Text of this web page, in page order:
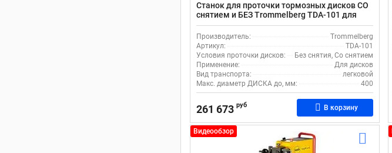
Станок для проточки тормозных дисков СО
снятием и БЕЗ Trommelberg TDA-101 для
легковых авто
Производитель:
Trommelberg
Артикул:
TDA-101
Условия проточки дисков:
Без снятия, Со снятием
Применение:
Для дисков
Вид транспорта:
легковой
Макс. диаметр ДИСКА до, мм:
400
261 673 руб В корзину
Видеообзор